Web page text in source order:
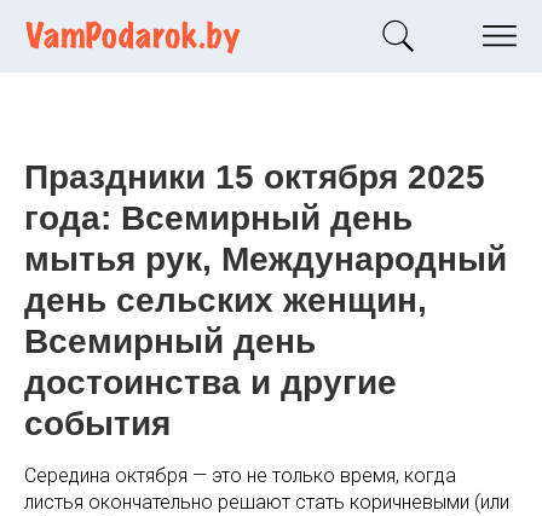
Праздники 15 октября 2025
года: Всемирный день
мытья рук, Международный
день сельских женщин,
Всемирный день
достоинства и другие
события
Середина октября — это не только время, когда
листья окончательно решают стать коричневыми (или